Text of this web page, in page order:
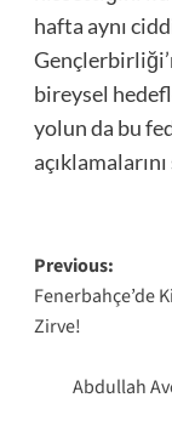
hafta aynı
bireysel
yolun da bu
Post
Previous:
Fenerbahçe’de
Zirve!
Abdullah